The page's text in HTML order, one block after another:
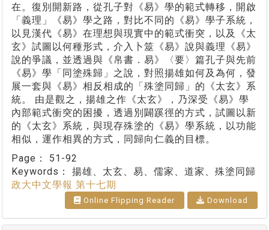
在。復別開新路，從孔子對《易》學的範式轉移，開啟
「義理」《易》學之路，對比不同的《易》學子系統，
以見漢代《易》在理想與現實中的範式衝突，以及《太
玄》試圖以何種形式，介入卜筮《易》說與義理《易》
說的爭議，並透過與《帛書．易》〈要〉篇孔子與先前
《易》學「同塗殊歸」之說，對照揚雄如何及為何，發
展一套與《易》相反相成的「殊塗同歸」的《太玄》系
統。 由是觀之，揚雄之作《太玄》，乃深受《易》學
內部範式衝突的困擾，透過別闢蹊徑的方式，試圖以新
的《太玄》系統，與現存殊塗的《易》學系統，以功能
相似，運作相異的方式，同歸向仁義的目標。
Page： 51-92
Keywords： 揚雄、太玄、易、儒家、道家、殊塗同歸
政大中文學報 第十七期
Online Flipping Reader Download